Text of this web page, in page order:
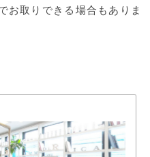
お取りできる場合もありま